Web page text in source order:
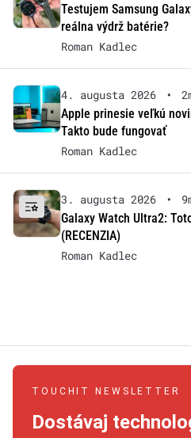
Testujem Samsung
reálna výdrž batérie?
Roman Kadlec
4. augusta 2026 •
Apple prinesie veľkú
Takto bude fungovať
Roman Kadlec
3. augusta 2026 •
Galaxy Watch Ultra2:
(RECENZIA)
Roman Kadlec
TOUCHIT NEWSLETTER
Dostávaj